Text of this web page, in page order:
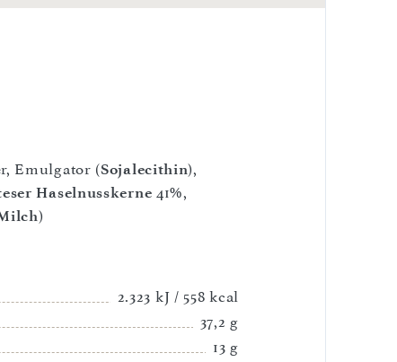
Emulgator (Sojalecithin),
Haselnusskerne 41%,
)
2.323 kJ / 558 kcal
37,2 g
13 g